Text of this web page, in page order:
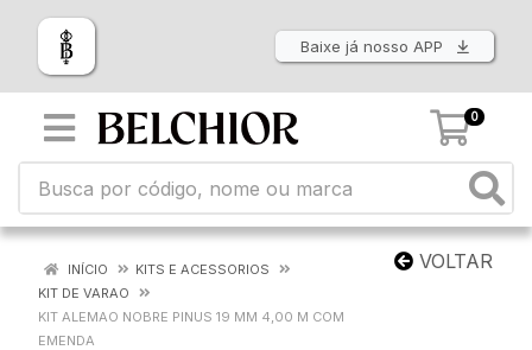
Baixe já nosso APP
0
VOLTAR
INÍCIO
KITS E ACESSORIOS
KIT DE VARAO
KIT ALEMAO NOBRE PINUS 19 MM 4,00 M COM
EMENDA